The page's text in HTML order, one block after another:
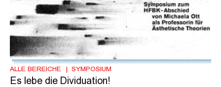
ALLE BEREICHE SYMPOSIUM
Es lebe die Dividuation!